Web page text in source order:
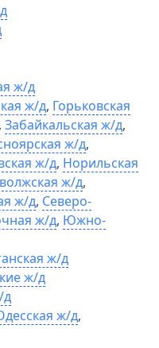
ж/д
ж/д, Горьковская
, Забайкальская ж/д,
ж/д,
ж/д, Норильская
ж/д,
ж/д, Северо-
ж/д, Южно-
ж/д
ж/д
д
ж/д,